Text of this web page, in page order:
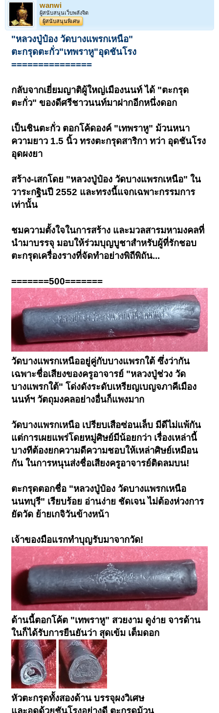
wanwi
ผู้สนับสนุนเว็บพลังจิต
ผู้สนับสนุนพิเศษ
"หลวงปู่ป๋อง วัดบางแพรกเหนือ"
ตะกรุดตะกั่ว"เทพราหู"อุดชันโรง
===============
กลับจากเยี่ยมญาติผู้ใหญ่เมืองนนท์ ได้ "ตะกรุด
ตะกั่ว" ของดีศรีชาวนนท์มาฝากอีกหนึ่งดอก
เป็นชินตะกั่ว ตอกโค้ดองค์ "เทพราหู" ม้วนหนา
ความยาว 1.5 นิ้ว ทรงตะกรุดสาริกา ทว่า อุดชันโรง
อุดผงยา
สร้าง-เสกโดย "หลวงปู่ป๋อง วัดบางแพรกเหนือ" ใน
วาระกฐินปี 2552 และทรงนี้แจกเฉพาะกรรมการ
เท่านั้น
ชมความตั้งใจในการสร้าง และมวลสารมหามงคลที่
นำมาบรรจุ มอบให้ร่วมบุญบูชาสำหรับผู้ที่รักชอบ
ตะกรุดเครื่องรางที่จัดทำอย่างพิถีพิถัน...
=======500=======
วัดบางแพรกเหนืออยู่คู่กับบางแพรกใต้ ซึ่งว่ากัน
เฉพาะชื่อเสียงของครูอาจารย์ "หลวงปู่ช่วง วัด
บางแพรกใต้" โด่งดังระดับเหรียญเบญจภาคีเมือง
นนท์ฯ วัตถุมงคลอย่างอื่นก็แพงมาก
วัดบางแพรกเหนือ เปรียบเสือซ่อนเล็บ มีดีไม่แพ้กัน
แต่การเผยแพร่โดยหมู่ศิษย์มีน้อยกว่า เรื่องเหล่านี้
บางทีต้องยกความดีความชอบให้เหล่าศิษย์เหมือน
กัน ในการหนุนส่งชื่อเสียงครูอาจารย์ติดลมบน!
ตะกรุดตอกชื่อ "หลวงปู่ป๋อง วัดบางแพรกเหนือ
นนทบุรี" เรียบร้อย อ่านง่าย ชัดเจน ไม่ต้องห่วงการ
ยัดวัด ย้ายเกจิวันข้างหน้า
เจ้าของมือแรกทำบุญรับมาจากวัด!
ด้านนี้ตอกโค้ต "เทพราหู" สวยงาม ดูง่าย จารด้าน
ในก็ได้รับการยืนยันว่า สุดเข้ม เต็มดอก
หัวตะกรุดทั้งสองด้าน บรรจุผงวิเศษ
และอุดด้วยชันโรงอย่างดี ตะกรุดม้วน